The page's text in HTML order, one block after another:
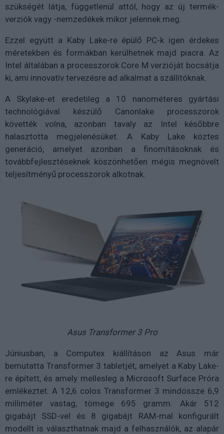
szükségét látja, függetlenül attól, hogy az új termék-
verziók vagy -nemzedékek mikor jelennek meg.
Ezzel együtt a Kaby Lake-re épülő PC-k igen érdekes
méretekben és formákban kerülhetnek majd piacra. Az
Intel általában a processzorok Core M verzióját bocsátja
ki, ami innovatív tervezésre ad alkalmat a szállítóknak.
A Skylake-et eredetileg a 10 nanométeres gyártási
technológiával készülő Canonlake processzorok
követték volna, azonban tavaly az Intel későbbre
halasztotta megjelenésüket. A Kaby Lake köztes
generáció, amelyet azonban a finomításoknak és
továbbfejlesztéseknek köszönhetően mégis megnövelt
teljesítményű processzorok alkotnak.
Asus Transformer 3 Pro
Júniusban, a Computex kiállításon az Asus már
bemutatta Transformer 3 tabletjét, amelyet a Kaby Lake-
re épített, és amely mellesleg a Microsoft Surface Próra
emlékeztet. A 12,6 colos Transformer 3 mindössze 6,9
milliméter vastag, tömege 695 gramm. Akár 512
gigabájt SSD-vel és 8 gigabájt RAM-mal konfigurált
modellt is választhatnak majd a felhasználók, az alapár